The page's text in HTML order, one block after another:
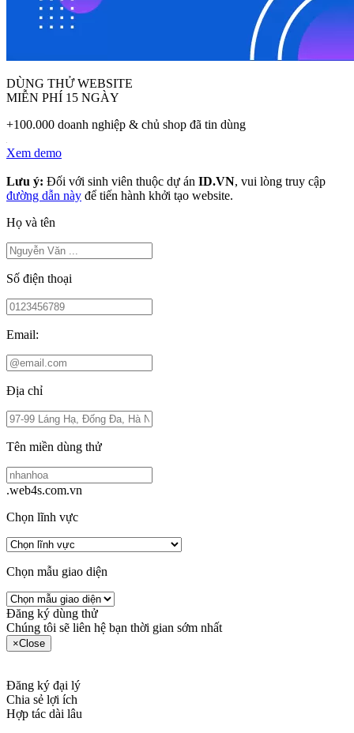
DÙNG THỬ WEBSITE
MIỄN PHÍ 15 NGÀY
+100.000 doanh nghiệp & chủ shop đã tin dùng
Xem demo
Lưu ý: Đối với sinh viên thuộc dự án ID.VN, vui lòng truy cập
đường dẫn này để tiến hành khởi tạo website.
Họ và tên
Số điện thoại
Email:
Địa chỉ
Tên miền dùng thử
.web4s.com.vn
Chọn lĩnh vực
Chọn mẫu giao diện
Đăng ký dùng thử
Chúng tôi sẽ liên hệ bạn thời gian sớm nhất
×Close
Đăng ký đại lý
Chia sẻ lợi ích
Hợp tác dài lâu